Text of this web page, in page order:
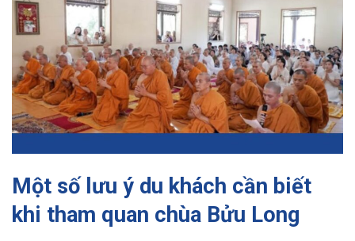
Một số lưu ý du khách cần biết
khi tham quan chùa Bửu Long